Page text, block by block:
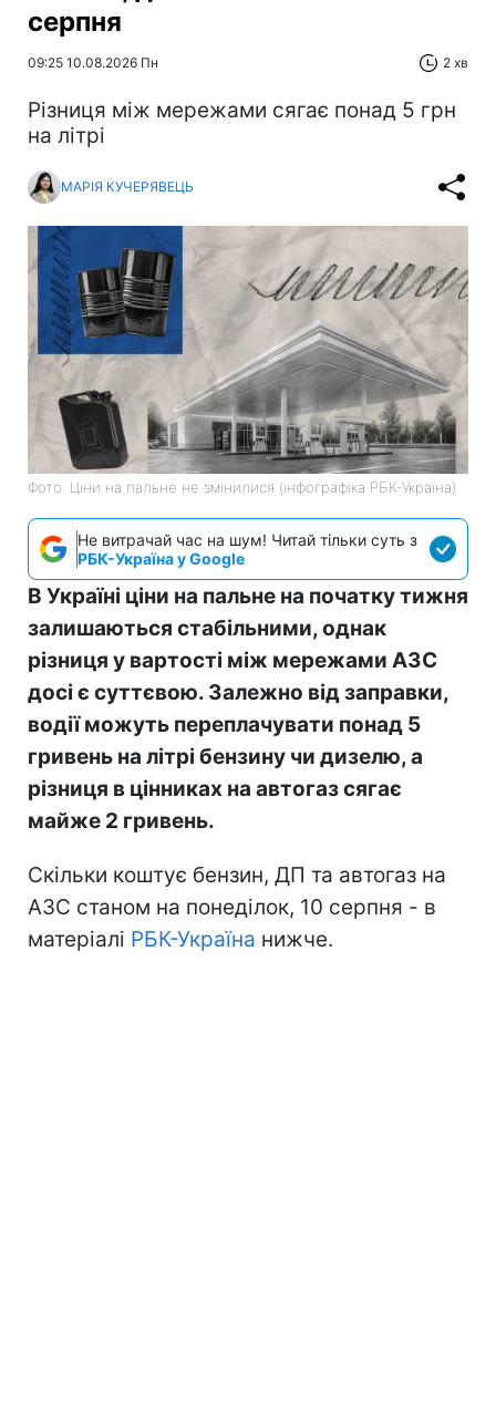
серпня
09:25 10.08.2026 Пн 2 хв
Різниця між мережами сягає понад 5 грн
на літрі
МАРІЯ КУЧЕРЯВЕЦЬ
Фото: Ціни на пальне не змінилися (інфографіка РБК-Україна)
Не витрачай час на шум! Читай тільки суть з
РБК-Україна у Google
В Україні ціни на пальне на початку тижня
залишаються стабільними, однак
різниця у вартості між мережами АЗС
досі є суттєвою. Залежно від заправки,
водії можуть переплачувати понад 5
гривень на літрі бензину чи дизелю, а
різниця в цінниках на автогаз сягає
майже 2 гривень.
Скільки коштує бензин, ДП та автогаз на
АЗС станом на понеділок, 10 серпня - в
матеріалі РБК-Україна нижче.